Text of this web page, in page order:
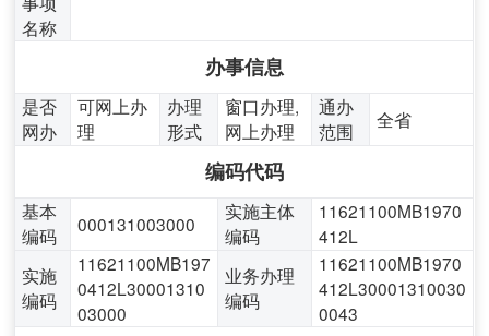
名称
办事信息
是否
网办
可网上办
理
办理
形式
窗口办理,
网上办理
通办
范围
全省
编码代码
基本
编码
000131003000
实施主体
编码
11621100MB1970
412L
实施
编码
11621100MB197
0412L30001310
03000
业务办理
编码
11621100MB1970
412L30001310030
0043